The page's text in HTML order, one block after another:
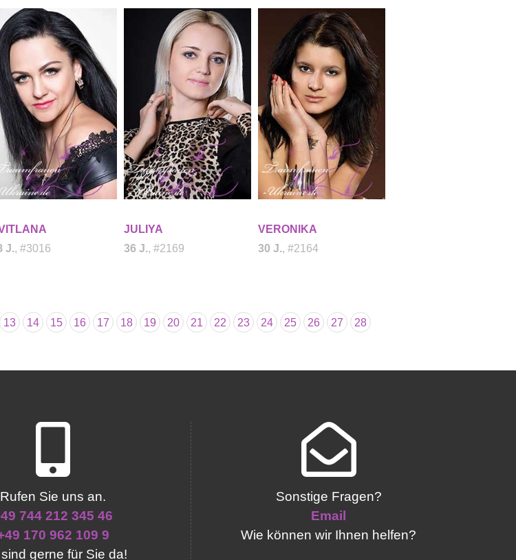
J., #3016
JULIYA
36 J., #2169
VERONIKA
30 J., #2164
13 14 15 16 17 18 19 20 21 22 23 24 25 26 27
28
Rufen Sie uns an.
744 212 345 46
170 962 109 9
gerne für Sie da!
Sonstige Fragen?
Email
Wie können wir Ihnen helfen?